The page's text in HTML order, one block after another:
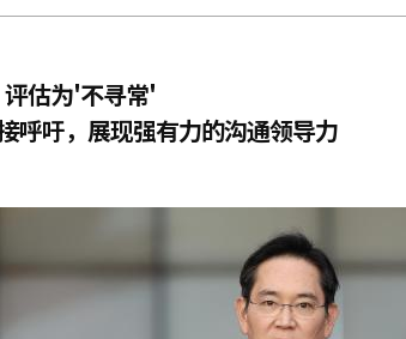
估为'不寻常'
呼吁，展现强有力的沟通领导力